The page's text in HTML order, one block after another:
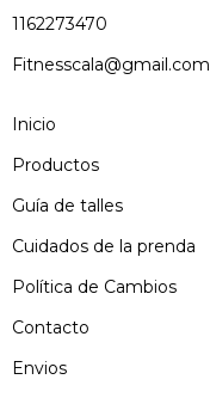
1162273470
Fitnesscala@gmail.com
Inicio
Productos
Guía de talles
Cuidados de la prenda
Política de Cambios
Contacto
Envios